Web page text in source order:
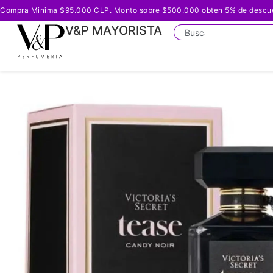
Compra Minima $95.000 CLP. Monto sobre $500.000 obten 5% de
V&P MAYORISTA